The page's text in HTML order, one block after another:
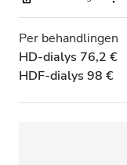
Gratis WiFi
TV-skärmar
Per behandlingen
HD-dialys 76,2 €
HDF-dialys 98 €